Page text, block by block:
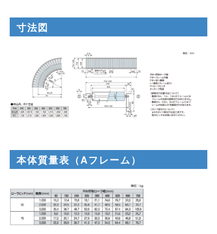
寸法図
本体質量表（Aフレーム）